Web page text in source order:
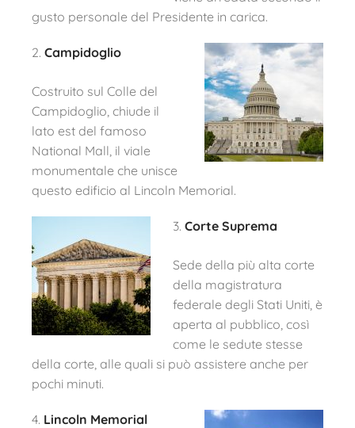
gusto personale del Presidente in carica.
2. Campidoglio
Costruito sul Colle del
Campidoglio, chiude il
lato est del famoso
National Mall, il viale
monumentale che unisce
questo edificio al Lincoln Memorial.
3. Corte Suprema
Sede della più alta corte
della magistratura
federale degli Stati Uniti, è
aperta al pubblico, così
come le sedute stesse
della corte, alle quali si può assistere anche per
pochi minuti.
4. Lincoln Memorial